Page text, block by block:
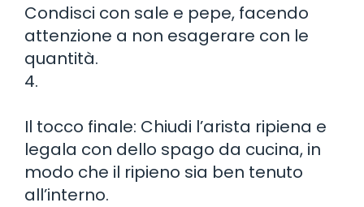
Condisci con sale e pepe, facendo
attenzione a non esagerare con le
quantità.
4.
Il tocco finale: Chiudi l’arista ripiena e
legala con dello spago da cucina, in
modo che il ripieno sia ben tenuto
all’interno.